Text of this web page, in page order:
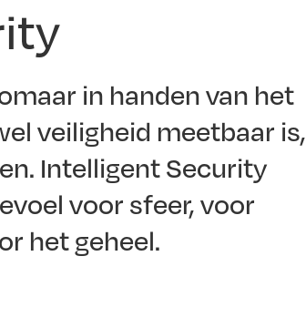
in handen van het
veiligheid meetbaar is,
Intelligent Security
voor sfeer, voor
het geheel.